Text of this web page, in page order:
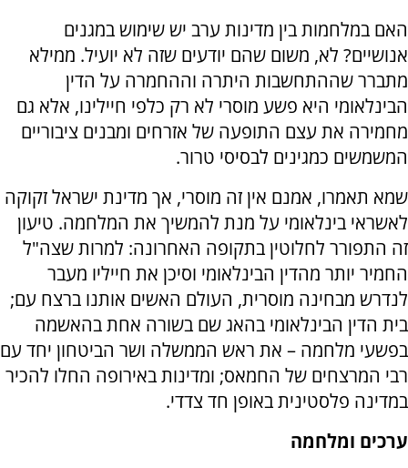
האם במלחמות בין מדינות ערב יש שימוש במגנים
אנושיים? לא, משום שהם יודעים שזה לא יועיל. ממילא
מתברר שההתחשבות היתרה וההחמרה על הדין
הבינלאומי היא פשע מוסרי לא רק כלפי חיילינו, אלא גם
מחמירה את עצם התופעה של אזרחים ומבנים ציבוריים
המשמשים כמגינים לבסיסי טרור.
שמא תאמרו, אמנם אין זה מוסרי, אך מדינת ישראל זקוקה
לאשראי בינלאומי על מנת להמשיך את המלחמה. טיעון
זה התפורר לחלוטין בתקופה האחרונה: למרות שצה"ל
החמיר יותר מהדין הבינלאומי וסיכן את חייליו מעבר
לנדרש מבחינה מוסרית, העולם האשים אותנו ברצח עם;
בית הדין הבינלאומי בהאג שם בשורה אחת בהאשמה
בפשעי מלחמה – את ראש הממשלה ושר הביטחון יחד עם
רבי המרצחים של החמאס; ומדינות באירופה החלו להכיר
במדינה פלסטינית באופן חד צדדי.
ערכים ומלחמה